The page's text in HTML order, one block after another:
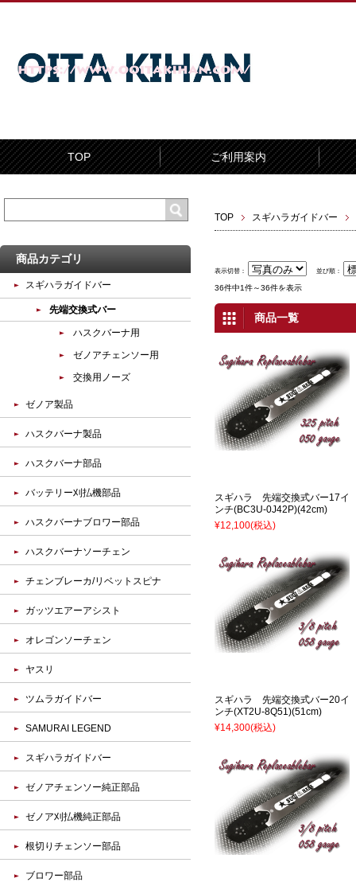
TOP ご利用案内
TOP スギハラガイドバー
表示切替： 並び順：
36件中1件～36件を表示
商品一覧
スギハラ 先端交換式バー17イ
ンチ(BC3U-0J42P)(42cm)
¥12,100(税込)
スギハラ 先端交換式バー20イ
ンチ(XT2U-8Q51)(51cm)
¥14,300(税込)
商品カテゴリ
スギハラガイドバー
先端交換式バー
ハスクバーナ用
ゼノアチェンソー用
交換用ノーズ
ゼノア製品
ハスクバーナ製品
ハスクバーナ部品
バッテリー刈払機部品
ハスクバーナブロワー部品
ハスクバーナソーチェン
チェンブレーカ/リベットスピナ
ガッツエアーアシスト
オレゴンソーチェン
ヤスリ
ツムラガイドバー
SAMURAI LEGEND
スギハラガイドバー
ゼノアチェンソー純正部品
ゼノア刈払機純正部品
根切りチェンソー部品
ブロワー部品